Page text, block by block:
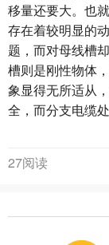
移量还要大。也
存在着较明显的
题，而对母线槽
槽则是刚性物体
象显得无所适从
全，而分支电缆
27阅读